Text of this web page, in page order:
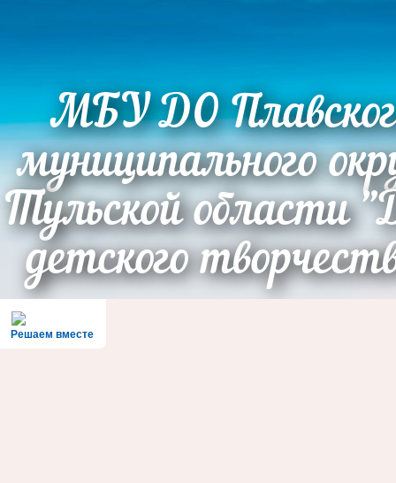
МБУ ДО
муниципального
Тульской области
детского
Решаем вместе